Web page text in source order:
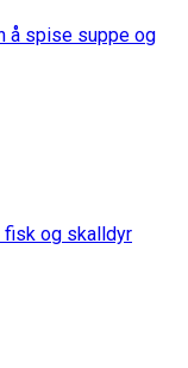
å spise suppe og
og skalldyr